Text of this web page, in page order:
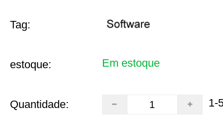
Tag:
estoque: Em estoque
Quantidade: 1-